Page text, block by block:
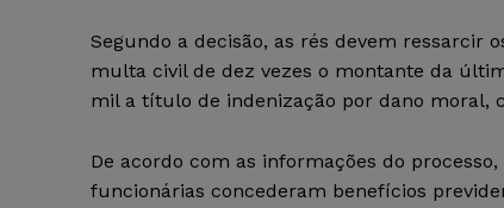
Segundo a decisão, as rés devem ressarcir
multa civil de dez vezes o montante da
mil a título de indenização por dano moral,
De acordo com as informações do
funcionárias concederam benefícios